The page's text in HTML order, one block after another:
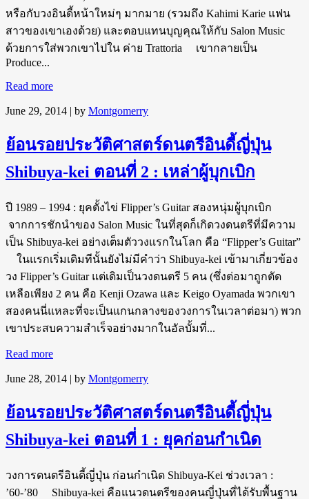
หรือกับวงอินดี้หน้าใหม่ๆ มากมาย (รวมถึง Kahimi Karie แฟน
สาวของเขาเองด้วย) และตอบแทนบุญคุณให้กับ Salon Music
ด้วยการใส่พวกเขาไปใน ค่าย Trattoria เขากลายเป็น
Produce...
Read more
June 29, 2014 | by Montgomerry
ย้อนรอยประวัติศาสตร์ดนตรีอินดี้ญี่ปุ่น
Shibuya-kei ตอนที่ 2 : เหล่าผู้บุกเบิก
ปี 1989 – 1994 : ยุคตั้งไข่ Flipper’s Guitar สองหนุ่มผู้บุกเบิก
จากการชักนำของ Salon Music ในที่สุดก็เกิดวงดนตรีที่มีความ
เป็น Shibuya-kei อย่างเต็มตัววงแรกในโลก คือ “Flipper’s Guitar”
ในแรกเริ่มเดิมทีนั้นยังไม่มีคำว่า Shibuya-kei เข้ามาเกี่ยวข้อง
วง Flipper’s Guitar แต่เดิมเป็นวงดนตรี 5 คน (ซึ่งต่อมาถูกตัด
เหลือเพียง 2 คน คือ Kenji Ozawa และ Keigo Oyamada พวกเขา
สองคนนี่แหละที่จะเป็นแกนกลางของวงการในเวลาต่อมา) พวก
เขาประสบความสำเร็จอย่างมากในอัลบั้มที่...
Read more
June 28, 2014 | by Montgomerry
ย้อนรอยประวัติศาสตร์ดนตรีอินดี้ญี่ปุ่น
Shibuya-kei ตอนที่ 1 : ยุคก่อนกำเนิด
วงการดนตรีอินดี้ญี่ปุ่น ก่อนกำเนิด Shibuya-Kei ช่วงเวลา :
’60-’80 Shibuya-kei คือแนวดนตรีของคนญี่ปุ่นที่ได้รับพื้นฐาน